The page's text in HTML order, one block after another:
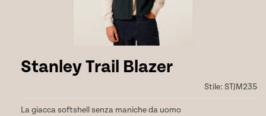
Stanley Trail Blazer
Stile: STJM235
La giacca softshell senza maniche da uomo